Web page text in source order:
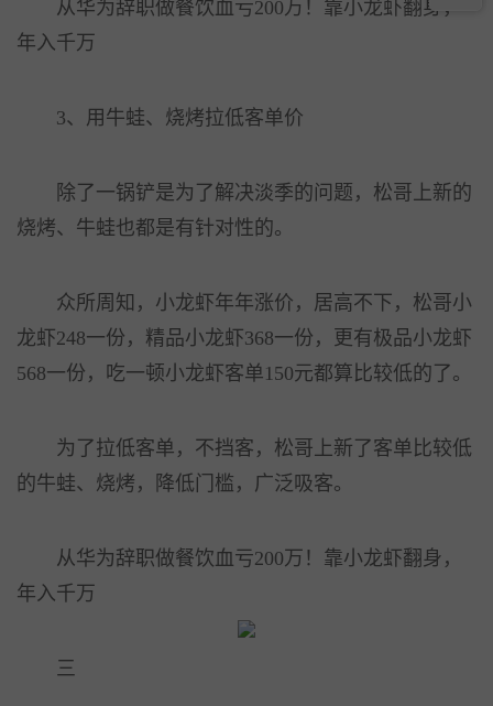
从华为辞职做餐饮血亏200万！靠小龙虾翻身，
年入千万
3、用牛蛙、烧烤拉低客单价
除了一锅铲是为了解决淡季的问题，松哥上新的
烧烤、牛蛙也都是有针对性的。
众所周知，小龙虾年年涨价，居高不下，松哥小
龙虾248一份，精品小龙虾368一份，更有极品小龙虾
568一份，吃一顿小龙虾客单150元都算比较低的了。
为了拉低客单，不挡客，松哥上新了客单比较低
的牛蛙、烧烤，降低门槛，广泛吸客。
从华为辞职做餐饮血亏200万！靠小龙虾翻身，
年入千万
三